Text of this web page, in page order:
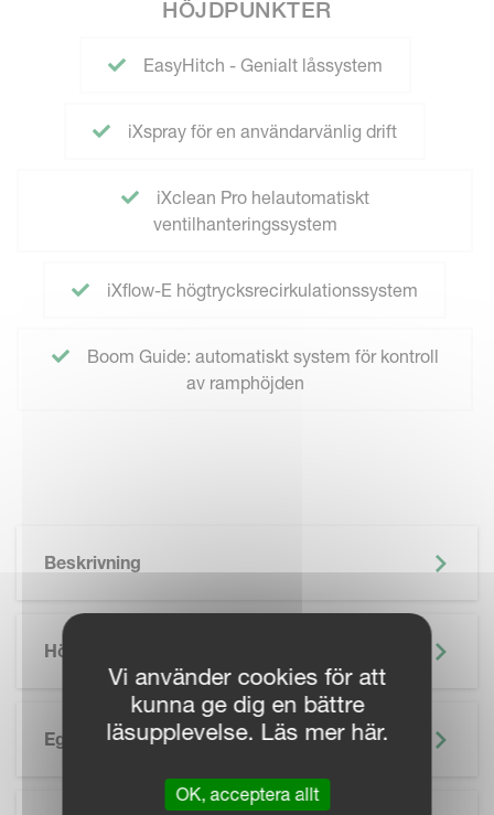
HÖJDPUNKTER
EasyHitch - Genialt låssystem
iXspray för en användarvänlig drift
iXclean Pro helautomatiskt
ventilhanteringssystem
iXflow-E högtrycksrecirkulationssystem
Boom Guide: automatiskt system för kontroll
av ramphöjden
Beskrivning
Höjdpunkter
Egenskaper
Vi använder cookies för att
kunna ge dig en bättre
läsupplevelse. Läs mer här.
OK, acceptera allt